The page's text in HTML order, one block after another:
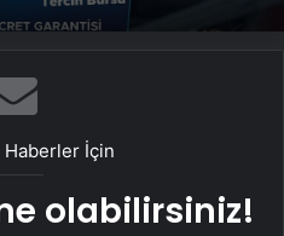
Haberler İçin
olabilirsiniz!